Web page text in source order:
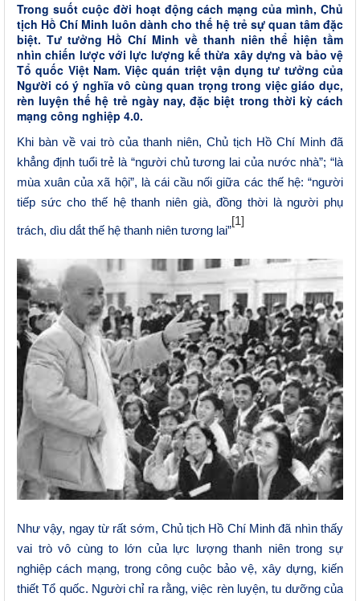
Trong suốt cuộc đời hoạt động cách mạng của mình, Chủ
tịch Hồ Chí Minh luôn dành cho thế hệ trẻ sự quan tâm đặc
biệt. Tư tưởng Hồ Chí Minh về thanh niên thể hiện tầm
nhìn chiến lược với lực lượng kế thừa xây dựng và bảo vệ
Tổ quốc Việt Nam. Việc quán triệt vận dụng tư tưởng của
Người có ý nghĩa vô cùng quan trọng trong việc giáo dục,
rèn luyện thế hệ trẻ ngày nay, đặc biệt trong thời kỳ cách
mạng công nghiệp 4.0.
Khi bàn về vai trò của thanh niên, Chủ tịch Hồ Chí Minh đã
khẳng định tuổi trẻ là “người chủ tương lai của nước nhà”; “là
mùa xuân của xã hội”, là cái cầu nối giữa các thế hệ: “người
tiếp sức cho thế hệ thanh niên già, đồng thời là người phụ
trách, dìu dắt thế hệ thanh niên tương lai”
[1]
Như vậy, ngay từ rất sớm, Chủ tịch Hồ Chí Minh đã nhìn thấy
vai trò vô cùng to lớn của lực lượng thanh niên trong sự
nghiệp cách mạng, trong công cuộc bảo vệ, xây dựng, kiến
thiết Tổ quốc. Người chỉ ra rằng, việc rèn luyện, tu dưỡng của